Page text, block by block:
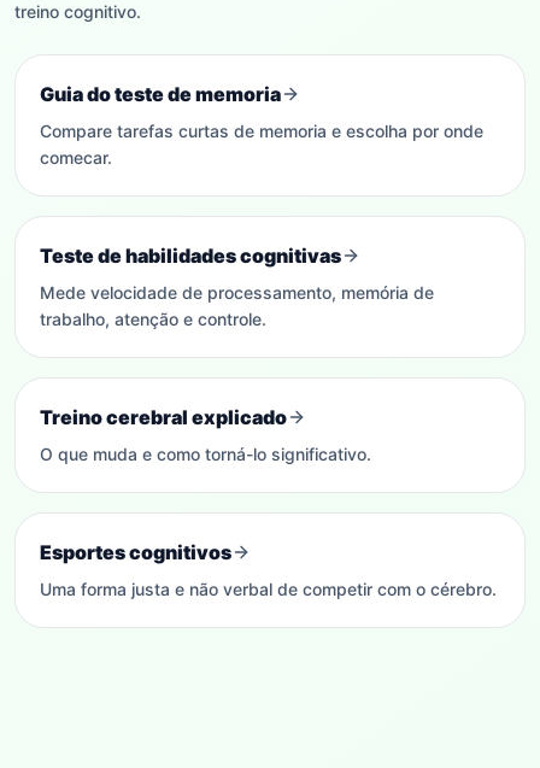
treino cognitivo.
Guia do teste de memoria
Compare tarefas curtas de memoria e escolha por onde
comecar.
Teste de habilidades cognitivas
Mede velocidade de processamento, memória de
trabalho, atenção e controle.
Treino cerebral explicado
O que muda e como torná-lo significativo.
Esportes cognitivos
Uma forma justa e não verbal de competir com o cérebro.